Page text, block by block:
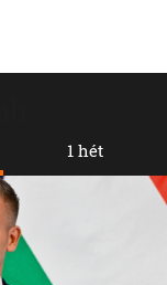
1 hét